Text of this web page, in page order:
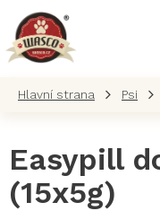
obsah
Psi
Easypill
(15x5g)